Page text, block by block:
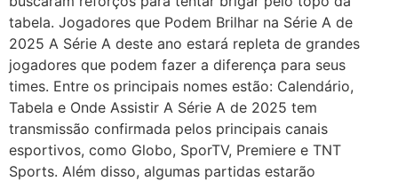
tabela. Jogadores que Podem Brilhar na Série A de
2025 A Série A deste ano estará repleta de grandes
jogadores que podem fazer a diferença para seus
times. Entre os principais nomes estão: Calendário,
Tabela e Onde Assistir A Série A de 2025 tem
transmissão confirmada pelos principais canais
esportivos, como Globo, SporTV, Premiere e TNT
Sports. Além disso, algumas partidas estarão